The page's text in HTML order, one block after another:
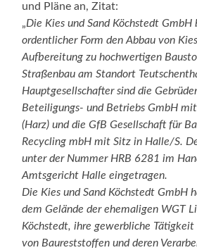
und Pläne an, Zitat:
„Die Kies und Sand Köchstedt
ordentlicher Form den Abbau von
Aufbereitung zu hochwertigen
Straßenbau am Standort
Hauptgesellschafter sind die
Beteiligungs- und Betriebs GmbH
(Harz) und die GfB Gesellschaft für
Recycling mbH mit Sitz in Halle/S.
unter der Nummer HRB 6281 im
Amtsgericht Halle eingetragen.
Die Kies und Sand Köchstedt GmbH
dem Gelände der ehemaligen WGT
Köchstedt, ihre gewerbliche Tätigkeit
von Baureststoffen und deren